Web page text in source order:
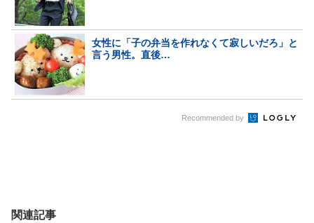
女性に「子の弁当を作れなくて寂しいだろ」と
言う男性。直後…
Recommended by
関連記事